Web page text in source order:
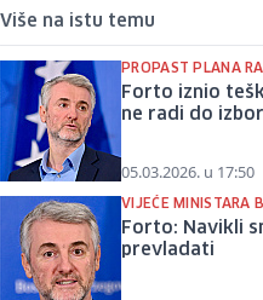
Više na istu temu
PROPAST PLANA
Forto iznio
ne radi do
05.03.2026. u 17:50
VIJEĆE MINISTARA
Forto: Navikli
prevladati